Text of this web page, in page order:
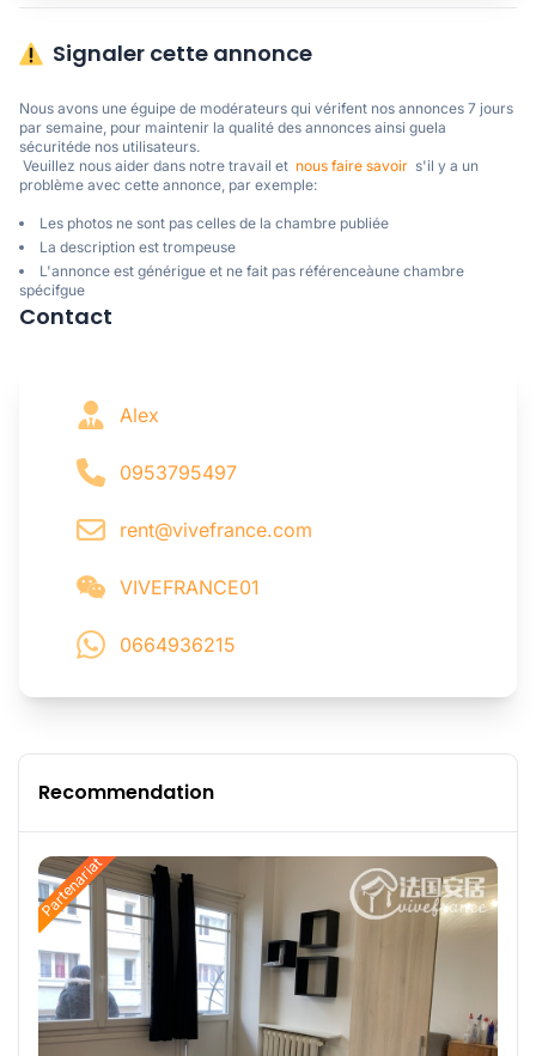
Signaler cette annonce
Nous avons une éguipe de modérateurs qui vérifent nos annonces 7 jours
par semaine, pour maintenir la qualité des annonces ainsi guela
sécuritéde nos utilisateurs.
Veuillez nous aider dans notre travail et nous faire savoir
  s'il y a un
problème avec cette annonce, par exemple:
Les photos ne sont pas celles de la chambre publiée
La description est trompeuse
L'annonce est générigue et ne fait pas référenceàune chambre
spécifgue
Contact
Alex
0953795497
rent@vivefrance.com
VIVEFRANCE01
0664936215
Recommendation
Partenariat